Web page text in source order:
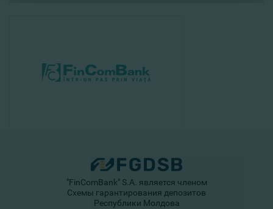
"FinComBank" S.A. является членом
Схемы гарантирования депозитов
Республики Молдова